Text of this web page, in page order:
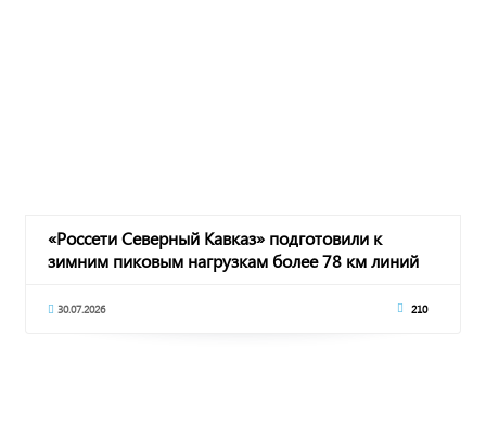
«Россети Северный Кавказ» подготовили к
зимним пиковым нагрузкам более 78 км линий
30.07.2026 210